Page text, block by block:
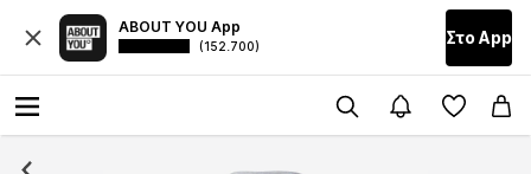
ABOUT YOU App
(152.700) Στο Αpp